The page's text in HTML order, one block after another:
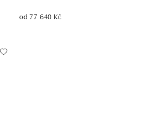
od 77 640 Kč